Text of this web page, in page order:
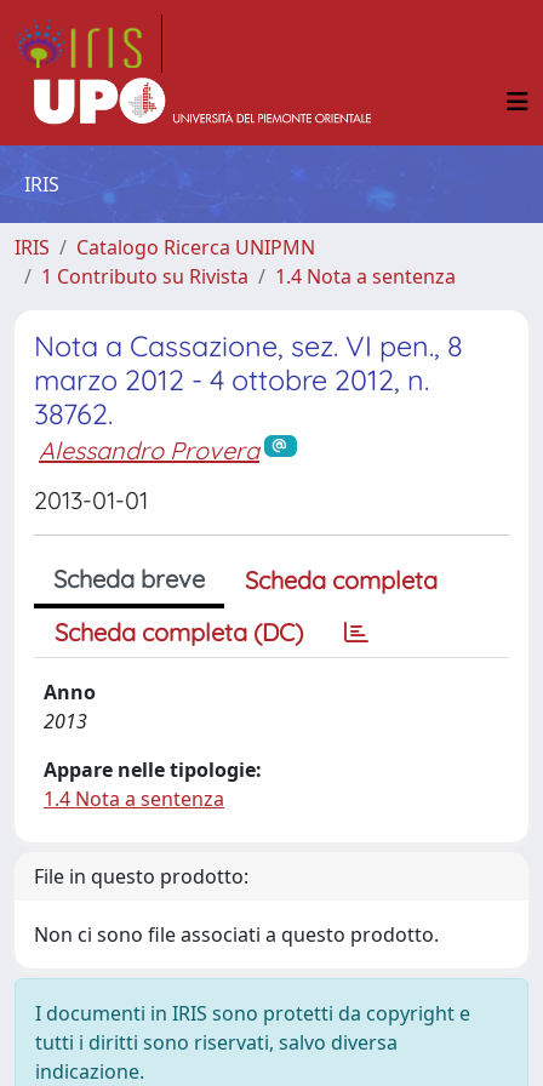
IRIS
IRIS
Catalogo Ricerca UNIPMN
1 Contributo su Rivista
1.4 Nota a sentenza
Nota a Cassazione, sez. VI pen., 8
marzo 2012 - 4 ottobre 2012, n.
38762.
Alessandro Provera
2013-01-01
Scheda breve
Scheda completa
Scheda completa (DC)
Anno
2013
Appare nelle tipologie:
1.4 Nota a sentenza
File in questo prodotto:
Non ci sono file associati a questo prodotto.
I documenti in IRIS sono protetti da copyright e
tutti i diritti sono riservati, salvo diversa
indicazione.